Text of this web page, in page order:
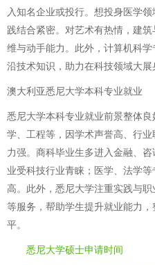
入知名企业或投行。想投身医学
践结合紧密。对艺术有热情，建
维与动手能力。此外，计算机科
沿技术知识，助力在科技领域大展
澳大利亚悉尼大学本科专业就业
悉尼大学本科专业就业前景整体
学、工程等，因学术声誉高、行
力强。商科毕业生多进入金融、
业受科技行业青睐；医学、法学
高。此外，悉尼大学注重实践与
等服务，帮助学生提升就业能力
平。
悉尼大学硕士申请时间